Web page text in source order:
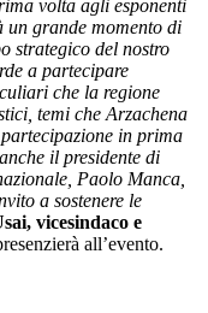
volta agli esponenti
grande momento di
strategico del nostro
a partecipare
che la regione
temi che Arzachena
in prima
il presidente di
Paolo Manca,
a sostenere le
vicesindaco e
all’evento.